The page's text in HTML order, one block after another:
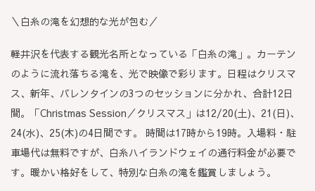
＼白糸の滝を幻想的な光が包む／
軽井沢を代表する観光名所となっている「白糸の滝」。カーテン
のように流れ落ちる滝を、光で映像で彩ります。日程はクリスマ
ス、新年、バレンタインの3つのセッションに分かれ、合計12日
間。「Christmas Session／クリスマス」は12/20(土)、21(日)、
24(水)、25(木)の4日間です。 時間は17時から19時。入場料・駐
車場代は無料ですが、白糸ハイランドウェイの通行料金が必要で
す。暖かい格好をして、特別な白糸の滝を鑑賞しましょう。